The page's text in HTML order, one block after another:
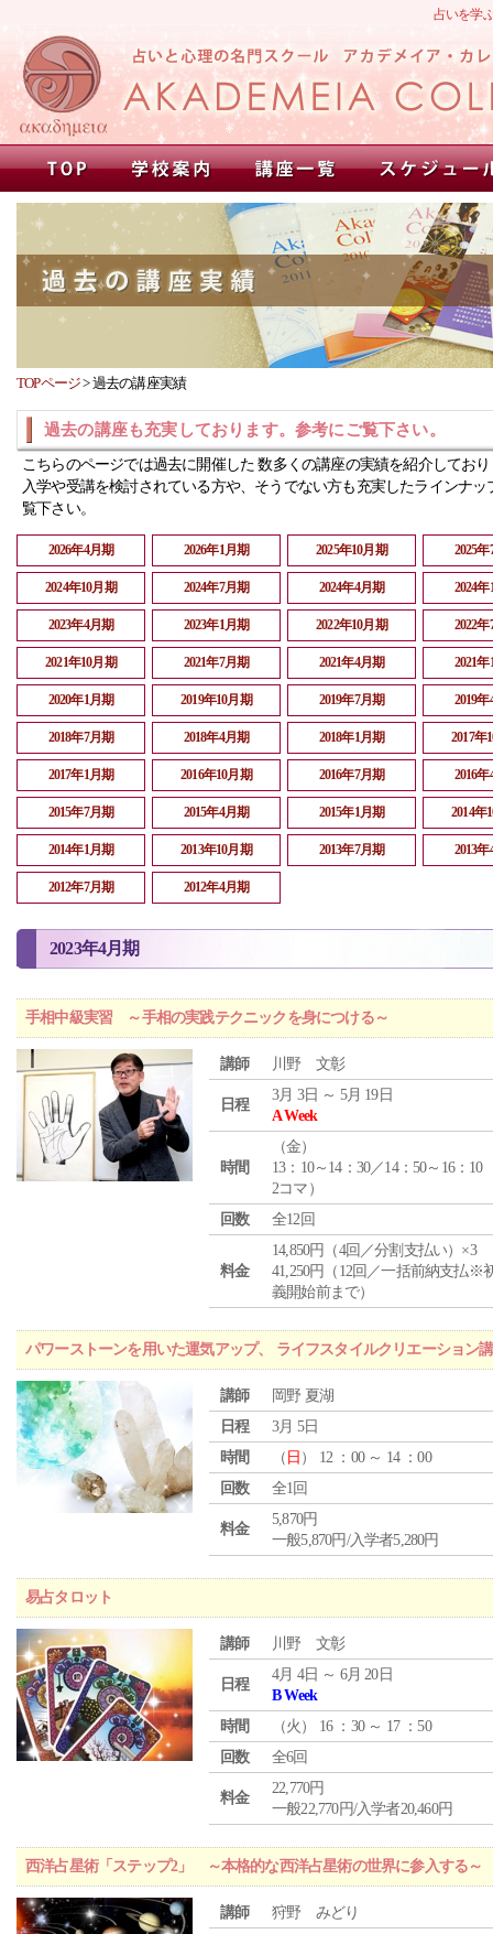
占いを学
TOPページ>過去の講座実績
過去の講座も充実しております。参考にご覧下さい。
こちらのページでは過去に開催した 数多くの講座の実績を紹介してお
入学や受講を検討されている方や、そうでない方も充実したラインナッ
覧下さい。
2026年4月期 2026年1月期 2025年10月期 2025
2024年10月期 2024年7月期 2024年4月期 2024
2023年4月期 2023年1月期 2022年10月期 2022
2021年10月期 2021年7月期 2021年4月期 2021
2020年1月期 2019年10月期 2019年7月期 2019
2018年7月期 2018年4月期 2018年1月期 2017年
2017年1月期 2016年10月期 2016年7月期 2016
2015年7月期 2015年4月期 2015年1月期 2014年
2014年1月期 2013年10月期 2013年7月期 2013
2012年7月期 2012年4月期
2023年4月期
手相中級実習 ～手相の実践テクニックを身につける～
講師 川野 文彰
日程
3月 3日 ～ 5月 19日
A Week
時間
（金）
13：10～14：30／14：50～16：10
2コマ）
回数
全12回
料金
14,850円（4回／分割支払い）×3
41,250円（12回／一括前納支払※
義開始前まで）
パワーストーンを用いた運気アップ、 ライフスタイルクリエーション
講師
岡野 夏湖
日程
3月 5日
時間
（ 日 ） 12 ：00 ～ 14 ：00
回数
全1回
料金
5,870円
一般5,870円/入学者5,280円
易占タロット
講師 川野 文彰
日程
4月 4日 ～ 6月 20日
B Week
時間
（火 ） 16 ：30 ～ 17 ：50
回数
全6回
料金
22,770円
一般22,770円/入学者20,460円
西洋占星術「ステップ2」 ～本格的な西洋占星術の世界に参入する～
講師 狩野 みどり